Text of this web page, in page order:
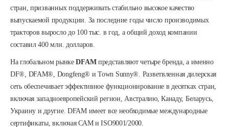
стран, призванных поддерживать стабильно высокое качество
выпускаемой продукции. За последние годы число производимых
тракторов выросло до 100 тыс. в год, а общий доход компании
составил 400 млн. долларов.
На глобальном рынкеDFAMпредставляют четыре бренда, а именно
DF®, DFAM®, Dongfeng® и Town Sunny®. Разветвленная дилерская
сеть обеспечивает эффективное функционирование в десятках стран,
включая западноевропейский регион, Австралию, Канаду, Беларусь,
Украину и другие. DFAM имеет все необходимые международные
сертификаты, включая САМ и ISO9001/2000.